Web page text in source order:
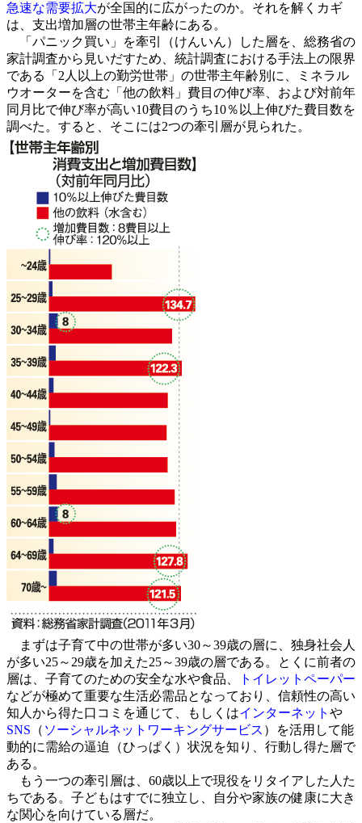
急速な需要拡大が全国的に広がったのか。それを解くカギ
は、支出増加層の世帯主年齢にある。
「パニック買い」を牽引（けんいん）した層を、総務省の
家計調査から見いだすため、統計調査における手法上の限界
である「2人以上の勤労世帯」の世帯主年齢別に、ミネラル
ウオーターを含む「他の飲料」費目の伸び率、および対前年
同月比で伸び率が高い10費目のうち10％以上伸びた費目数を
調べた。すると、そこには2つの牽引層が見られた。
まずは子育て中の世帯が多い30～39歳の層に、独身社会人
が多い25～29歳を加えた25～39歳の層である。とくに前者の
層は、子育てのための安全な水や食品、
トイレットペーパー
などが極めて重要な生活必需品となっており、信頼性の高い
知人から得た口コミを通じて、もしくはインターネット や
SNS （ ソーシャルネットワーキングサービス ）を活用して能
動的に需給の逼迫（ひっぱく）状況を知り、行動し得た層で
ある。
もう一つの牽引層は、60歳以上で現役をリタイアした人た
ちである。子どもはすでに独立し、自分や家族の健康に大き
な関心を向けている層だ。